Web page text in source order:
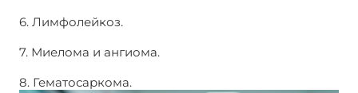
6. Лимфолейкоз.
7. Миелома и ангиома.
8. Гематосаркома.